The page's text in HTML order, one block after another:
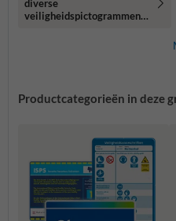
diverse
veiligheidspictogrammen
Productcategorieën in deze